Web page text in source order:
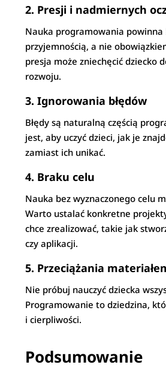
2. Presji i nadmiernych
Nauka programowania powinna
przyjemnością, a nie
presja może zniechęcić dziecko
rozwoju.
3. Ignorowania błędów
Błędy są naturalną częścią
jest, aby uczyć dzieci, jak je
zamiast ich unikać.
4. Braku celu
Nauka bez wyznaczonego celu
Warto ustalać konkretne
chce zrealizować, takie jak
czy aplikacji.
5. Przeciążania
Nie próbuj nauczyć dziecka
Programowanie to dziedzina,
i cierpliwości.
Podsumowanie